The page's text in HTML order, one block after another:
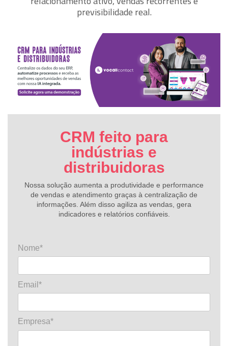
previsibilidade real.
CRM feito para
indústrias e
distribuidoras
Nossa solução aumenta a produtividade e performance
de vendas e atendimento graças à centralização de
informações. Além disso agiliza as vendas, gera
indicadores e relatórios confiáveis.
Nome*
Email*
Empresa*